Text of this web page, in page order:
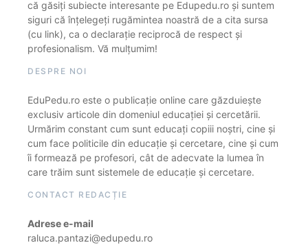
că găsiți subiecte interesante pe Edupedu.ro și suntem
siguri că înțelegeți rugămintea noastră de a cita sursa
(cu link), ca o declarație reciprocă de respect și
profesionalism. Vă mulțumim!
DESPRE NOI
EduPedu.ro este o publicație online care găzduiește
exclusiv articole din domeniul educației și cercetării.
Urmărim constant cum sunt educați copiii noștri, cine și
cum face politicile din educație și cercetare, cine și cum
îi formează pe profesori, cât de adecvate la lumea în
care trăim sunt sistemele de educație și cercetare.
CONTACT REDACȚIE
Adrese e-mail
raluca.pantazi@edupedu.ro